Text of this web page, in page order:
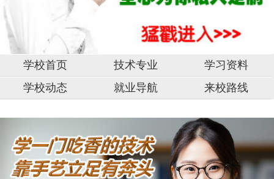
学校首页 技术专业
学习资料
学校动态
就业导航 来校路线